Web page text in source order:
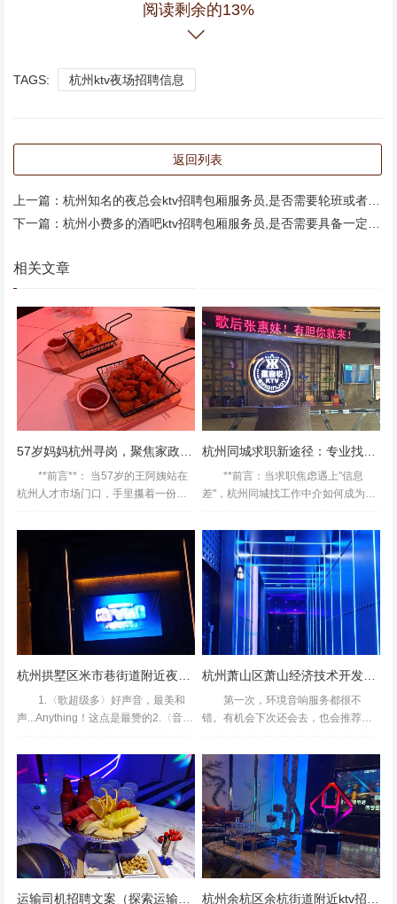
的。朋友生日去消费的人。还不错。都挺好的杭州萧山区所
下下就到了。晚上的话人会多一些，比较热闹，包房里面也
经常来这家纯k，有的时候没有小包就免费给我们升级到中
包。昨天去的中包音响感觉有点问题麦克风也会唱着唱着没
声音….之前几次都很不错的，纯k的混响啥的能让人有种自
很香、花枝丸和炸物也不错的。,杭州萧山区所前镇附近夜
场招聘商务礼仪,全职上班收入多少
阅读剩余的13%
TAGS: 杭州ktv夜场招聘信息
返回列表
上一篇： 杭州知名的夜总会ktv招聘包厢服务员,是否需要轮班或者加班？
下一篇： 杭州小费多的酒吧ktv招聘包厢服务员,是否需要具备一定的表演能力？
相关文章
57岁妈妈杭州寻岗，聚焦家政服务行业
**前言**： 当57岁的王阿姨站在
杭州人才市场门口，手里攥着一份简
工作，在许多人眼中或许有些"不合时
宜"，但杭州这座充满活力的...
杭州同城求职新途径：专业找工作中介助力
**前言：当求职焦虑遇上"信息
差"，杭州同城找工作中介如何成为职
网与实体经济交织的"新一线"城市，每
天有超...
1.〈歌超级多〉好声音，最美和
声...Anything！这点是最赞的2.〈音效
方升降调音质会差的比较多，这里不
错！3.〈小吃好吃〉奶茶，小吃还是
很好吃4...
第一次，环境音响服务都很不
错。有机会下次还会去，也会推荐工
务都挺不错的，新装修后值得来实惠
满意，好的不的了！推荐工作支持杭
州萧山区萧山经济技术开发区附近...
运输司机招聘文案（探索运输新旅程：招募志同道合的驾驶伙伴） 杭州余杭区余杭街道附近ktv招聘包厢陪唱,求职应聘